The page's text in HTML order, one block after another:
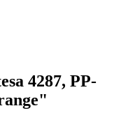
4287, PP-